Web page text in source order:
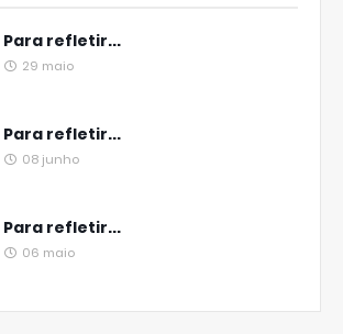
Para refletir...
29 maio
Para refletir...
08 junho
Para refletir...
06 maio